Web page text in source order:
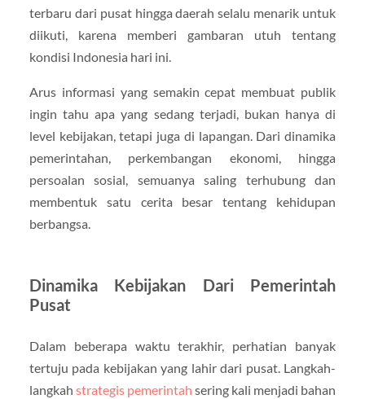
terbaru dari pusat hingga daerah selalu menarik untuk
diikuti, karena memberi gambaran utuh tentang
kondisi Indonesia hari ini.
Arus informasi yang semakin cepat membuat publik
ingin tahu apa yang sedang terjadi, bukan hanya di
level kebijakan, tetapi juga di lapangan. Dari dinamika
pemerintahan, perkembangan ekonomi, hingga
persoalan sosial, semuanya saling terhubung dan
membentuk satu cerita besar tentang kehidupan
berbangsa.
Dinamika Kebijakan Dari Pemerintah
Pusat
Dalam beberapa waktu terakhir, perhatian banyak
tertuju pada kebijakan yang lahir dari pusat. Langkah-
langkah strategis pemerintah sering kali menjadi bahan